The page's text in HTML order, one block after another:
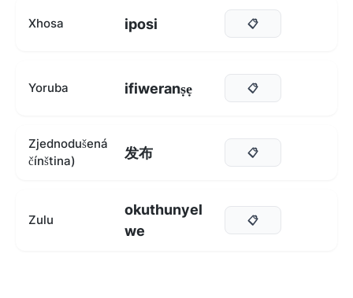
Xhosa iposi 📋
Yoruba ifiweranṣẹ 📋
Zjednodušená
čínština)
发布 📋
Zulu
okuthunyel
we
📋